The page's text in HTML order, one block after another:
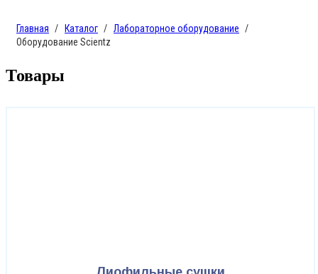
Главная Каталог
Лабораторное оборудование
Оборудование Scientz
Товары